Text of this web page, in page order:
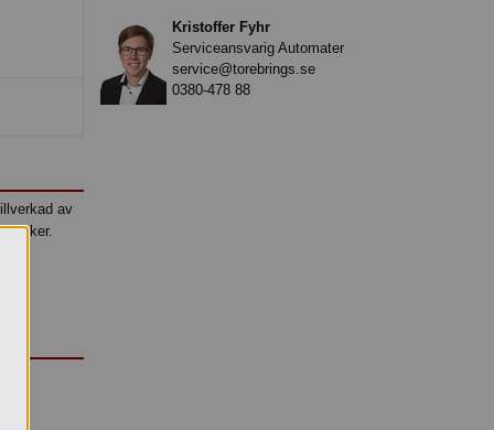
av
Kristoffer Fyhr
Serviceansvarig Automater
service@torebrings.se
0380-478 88